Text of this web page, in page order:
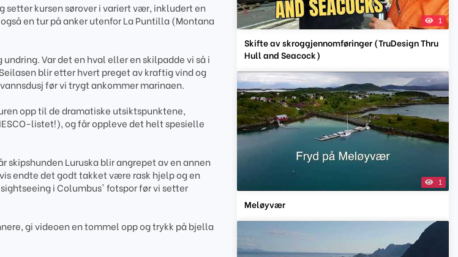
setter kursen sørover i variert vær, inkludert en
en tur på anker utenfor La Puntilla (Montana
Var det en hval eller en skilpadde vi så i
blir etter hvert preget av kraftig vind og
før vi trygt ankommer marinaen.
opp til de dramatiske utsiktspunktene,
listet!), og får oppleve det helt spesielle
skipshunden Luruska blir angrepet av en annen
endte det godt takket være rask hjelp og en
i Columbus' fotspor før vi setter
gi videoen en tommel opp og trykk på bjella
1
Skifte av skroggjennomføringer (TruDesign Thru
Hull and Seacock)
1
Meløyvær